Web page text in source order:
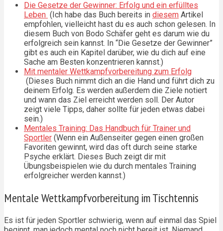
Die Gesetze der Gewinner: Erfolg und ein erfülltes
Leben (Ich habe das Buch bereits in diesem Artikel
empfohlen, vielleicht hast du es auch schon gelesen. In
diesem Buch von Bodo Schäfer geht es darum wie du
erfolgreich sein kannst. In “Die Gesetze der Gewinner”
gibt es auch ein Kapitel darüber, wie du dich auf eine
Sache am Besten konzentrieren kannst.)
Mit mentaler Wettkampfvorbereitung zum Erfolg
(Dieses Buch nimmt dich an die Hand und führt dich zu
deinem Erfolg. Es werden außerdem die Ziele notiert
und wann das Ziel erreicht werden soll. Der Autor
zeigt viele Tipps, daher sollte für jeden etwas dabei
sein.)
Mentales Training: Das Handbuch für Trainer und
Sportler (Wenn ein Außenseiter gegen einen großen
Favoriten gewinnt, wird das oft durch seine starke
Psyche erklärt. Dieses Buch zeigt dir mit
Übungsbeispielen wie du durch mentales Training
erfolgreicher werden kannst.)
Mentale Wettkampfvorbereitung im Tischtennis
Es ist für jeden Sportler schwierig, wenn auf einmal das Spiel